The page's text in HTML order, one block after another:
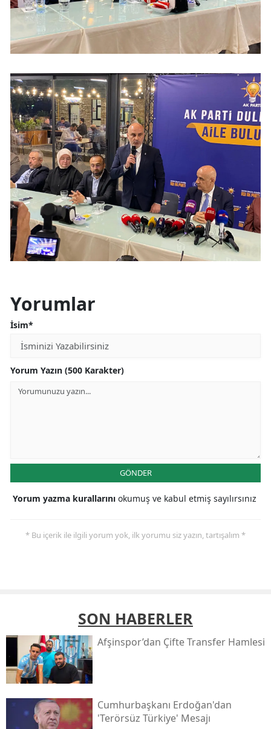
Yorumlar
İsim*
Yorum Yazın (500 Karakter)
GÖNDER
Yorum yazma kurallarını okumuş ve kabul etmiş sayılırsınız
* Bu içerik ile ilgili yorum yok, ilk yorumu siz yazın, tartışalım *
SON HABERLER
Afşinspor’dan Çifte Transfer Hamlesi
Cumhurbaşkanı Erdoğan'dan
'terörsüz Türkiye' Mesajı